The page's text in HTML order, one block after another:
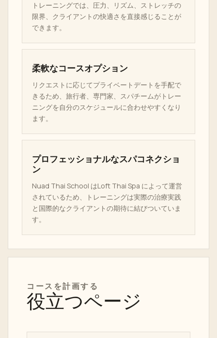
トレーニングでは、圧力、リズム、ストレッチの
限界、クライアントの快適さを直接感じることが
できます。
柔軟なコースオプション
リクエストに応じてプライベートデートを手配で
きるため、旅行者、専門家、スパチームがトレー
ニングを自分のスケジュールに合わせやすくなり
ます。
プロフェッショナルなスパコネクショ
ン
Nuad Thai School はLoft Thai Spa によって運営
されているため、トレーニングは実際の治療実践
と国際的なクライアントの期待に結びついていま
す。
コースを計画する
役立つページ